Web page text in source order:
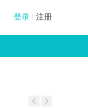
登录 注册